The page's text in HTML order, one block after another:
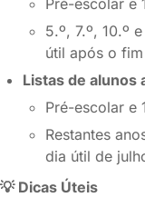
Pré-escolar e
5.º, 7.º, 10.º
útil após o
Listas de alunos
Pré-escolar e
Restantes
dia útil de
💡Dicas Úteis